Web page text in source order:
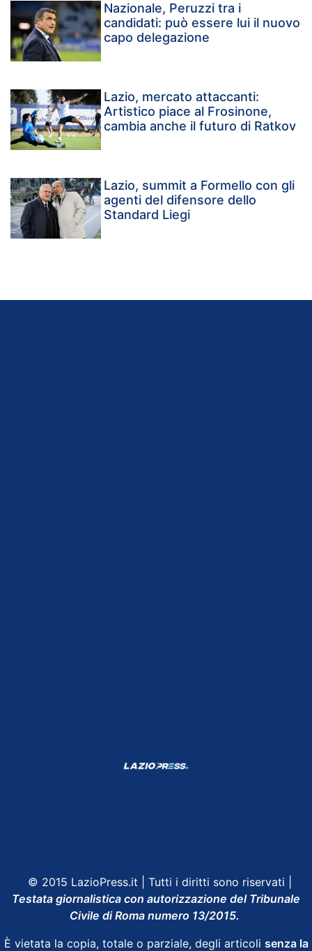
Nazionale, Peruzzi tra i
candidati: può essere lui il nuovo
capo delegazione
Lazio, mercato attaccanti:
Artistico piace al Frosinone,
cambia anche il futuro di Ratkov
Lazio, summit a Formello con gli
agenti del difensore dello
Standard Liegi
© 2015 LazioPress.it | Tutti i diritti sono riservati |
Testata giornalistica con autorizzazione del Tribunale
Civile di Roma numero 13/2015.
È vietata la copia, totale o parziale, degli articoli senza la